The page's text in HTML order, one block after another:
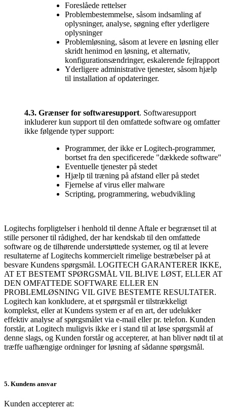
Foreslåede rettelser
Problembestemmelse, såsom indsamling af
oplysninger, analyse, søgning efter yderligere
oplysninger
Problemløsning, såsom at levere en løsning eller
skridt henimod en løsning, et alternativ,
konfigurationsændringer, eskalerende fejlrapport
Yderligere administrative tjenester, såsom hjælp
til installation af opdateringer.
4.3. Grænser for softwaresupport. Softwaresupport
inkluderer kun support til den omfattede software og omfatter
ikke følgende typer support:
Programmer, der ikke er Logitech-programmer,
bortset fra den specificerede "dækkede software"
Eventuelle tjenester på stedet
Hjælp til træning på afstand eller på stedet
Fjernelse af virus eller malware
Scripting, programmering, webudvikling
Logitechs forpligtelser i henhold til denne Aftale er begrænset til at
stille personer til rådighed, der har kendskab til den omfattede
software og de tilhørende understøttede systemer, og til at levere
resultaterne af Logitechs kommercielt rimelige bestræbelser på at
besvare Kundens spørgsmål. LOGITECH GARANTERER IKKE,
AT ET BESTEMT SPØRGSMÅL VIL BLIVE LØST, ELLER AT
DEN OMFATTEDE SOFTWARE ELLER EN
PROBLEMLØSNING VIL GIVE BESTEMTE RESULTATER.
Logitech kan konkludere, at et spørgsmål er tilstrækkeligt
komplekst, eller at Kundens system er af en art, der udelukker
effektiv analyse af spørgsmålet via e-mail eller pr. telefon. Kunden
forstår, at Logitech muligvis ikke er i stand til at løse spørgsmål af
denne slags, og Kunden forstår og accepterer, at han bliver nødt til at
træffe uafhængige ordninger for løsning af sådanne spørgsmål.
5. Kundens ansvar
Kunden accepterer at: